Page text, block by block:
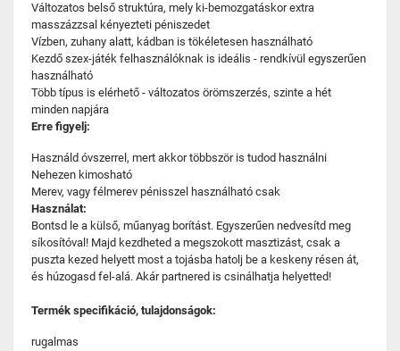
Változatos belső struktúra, mely ki-bemozgatáskor extra
masszázzsal kényezteti péniszedet
Vízben, zuhany alatt, kádban is tökéletesen használható
Kezdő szex-játék felhasználóknak is ideális - rendkívül egyszerűen
használható
Több típus is elérhető - változatos örömszerzés, szinte a hét
minden napjára
Erre figyelj:
Használd óvszerrel, mert akkor többször is tudod használni
Nehezen kimosható
Merev, vagy félmerev pénisszel használható csak
Használat:
Bontsd le a külső, műanyag borítást. Egyszerűen nedvesítd meg
síkosítóval! Majd kezdheted a megszokott masztizást, csak a
puszta kezed helyett most a tojásba hatolj be a keskeny résen át,
és húzogasd fel-alá. Akár partnered is csinálhatja helyetted!
Termék specifikáció, tulajdonságok:
rugalmas